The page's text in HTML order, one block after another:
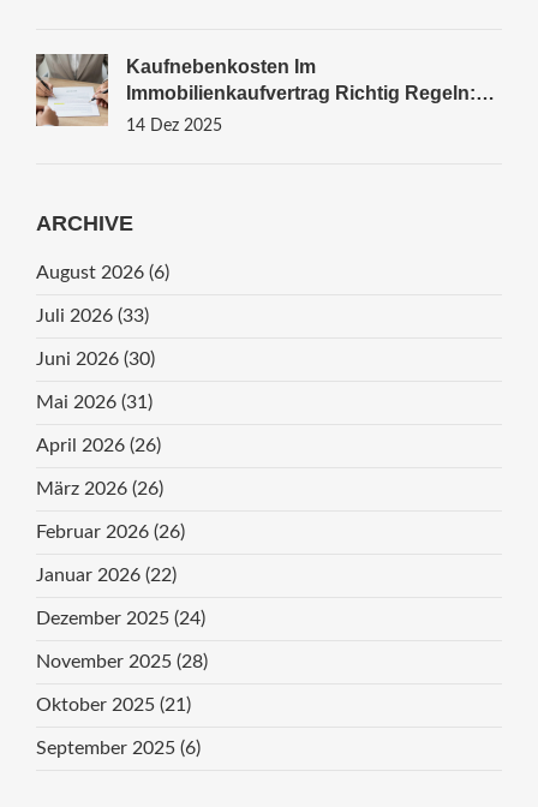
Kaufnebenkosten Im
Immobilienkaufvertrag Richtig Regeln:
So Vermeiden Sie Teure Streitigkeiten
14 Dez 2025
ARCHIVE
August 2026 (6)
Juli 2026 (33)
Juni 2026 (30)
Mai 2026 (31)
April 2026 (26)
März 2026 (26)
Februar 2026 (26)
Januar 2026 (22)
Dezember 2025 (24)
November 2025 (28)
Oktober 2025 (21)
September 2025 (6)